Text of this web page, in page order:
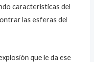
características del
las esferas del
que le da ese